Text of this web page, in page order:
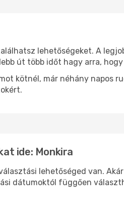
lehetőségeket. A
út több időt hagy arra,
kötnél, már néhány napos
ide: Monkira
lehetőséged van.
dátumoktól függően